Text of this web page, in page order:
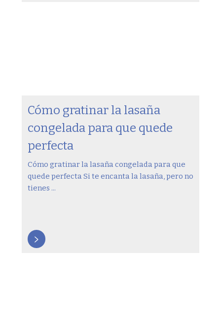
Cómo gratinar la lasaña
congelada para que quede
perfecta
Cómo gratinar la lasaña congelada para que
quede perfecta Si te encanta la lasaña, pero no
tienes ...
>